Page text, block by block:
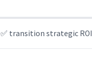
✅ transition strategic ROI